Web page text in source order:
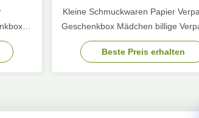
Kleine Schmuckwaren Papier
Geschenkbox Mädchen billige
Beste Preis erhalten